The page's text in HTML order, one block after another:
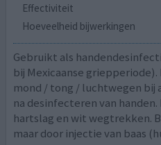
Effectiviteit
Hoeveelheid bijwerkingen
Gebruikt als
bij Mexicaanse
mond / tong / luchtwegen bij
na desinfecteren van
hartslag en wit wegtrekken.
maar door injectie van baas